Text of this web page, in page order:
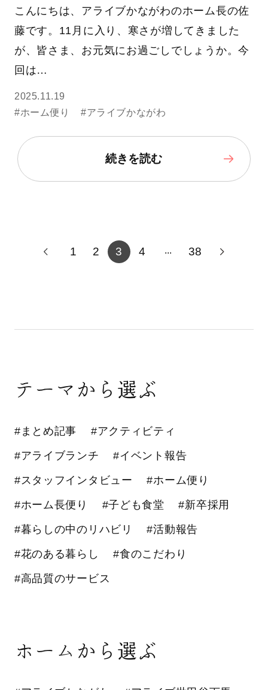
こんにちは、アライブかながわのホーム長の佐
藤です。11月に入り、寒さが増してきました
が、皆さま、お元気にお過ごしでしょうか。今
回は…
2025.11.19
#ホーム便り
#アライブかながわ
続きを読む
1 2 3 4 ... 38
テーマから選ぶ
#まとめ記事 #アクティビティ
#アライブランチ #イベント報告
#スタッフインタビュー #ホーム便り
#ホーム長便り #子ども食堂 #新卒採用
#暮らしの中のリハビリ #活動報告
#花のある暮らし #食のこだわり
#高品質のサービス
ホームから選ぶ